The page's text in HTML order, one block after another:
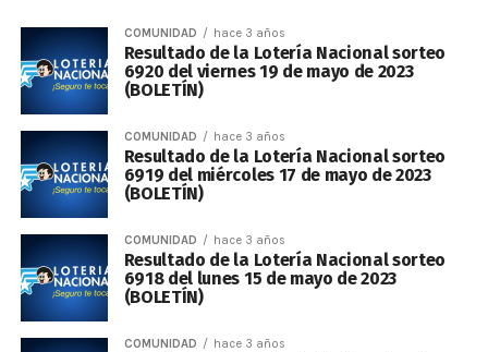
COMUNIDAD hace 3 años
Resultado de la Lotería Nacional sorteo
6920 del viernes 19 de mayo de 2023
(BOLETÍN)
COMUNIDAD hace 3 años
Resultado de la Lotería Nacional sorteo
6919 del miércoles 17 de mayo de 2023
(BOLETÍN)
COMUNIDAD hace 3 años
Resultado de la Lotería Nacional sorteo
6918 del lunes 15 de mayo de 2023
(BOLETÍN)
COMUNIDAD hace 3 años